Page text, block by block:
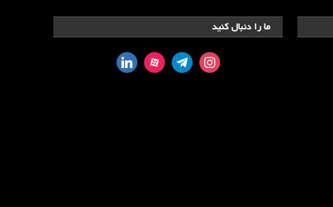
ما را دنبال کنید
instagram
telegram
aparat
linkedin